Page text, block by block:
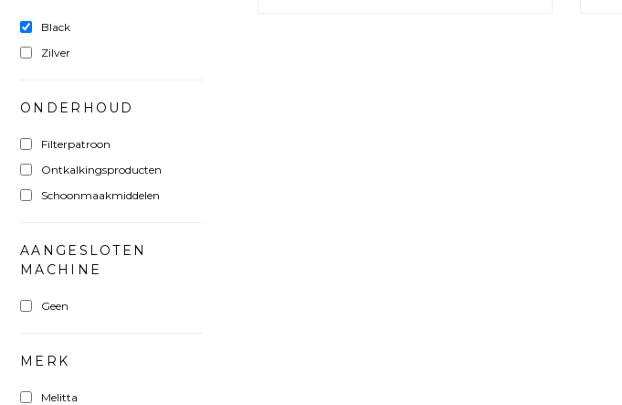
Black
Zilver
ONDERHOUD
Filterpatroon
Ontkalkingsproducten
Schoonmaakmiddelen
AANGESLOTEN
MACHINE
Geen
MERK
Melitta